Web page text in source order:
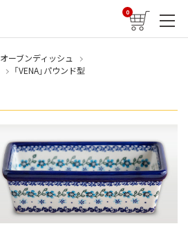
0
オーブンディッシュ
「VENA」パウンド型